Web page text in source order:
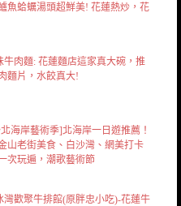
魚蛤蠣湯頭超鮮美! 花蓮熱炒，花
牛肉麵: 花蓮麵店這家真大碗，推
麵片，水餃真大!
海岸藝術季]北海岸一日遊推薦！
山老街美食、白沙灣、網美打卡
次玩遍，潮歌藝術節
灣歡聚牛排館(原胖忠小吃)-花蓮牛